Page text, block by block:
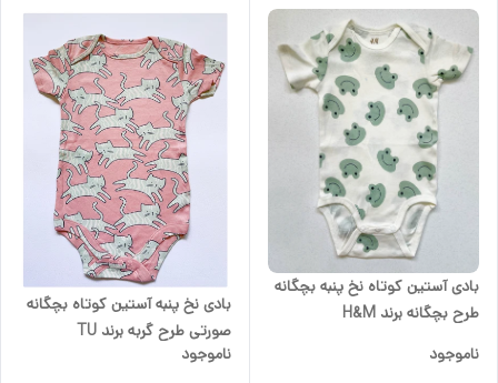
بادی آستین کوتاه نخ پنبه بچگانه
طرح بچگانه برند H&M
ناموجود
بادی نخ پنبه آستین کوتاه بچگانه
صورتی طرح گربه برند TU
ناموجود